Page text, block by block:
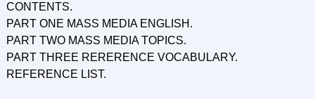
CONTENTS.
PART ONE MASS MEDIA ENGLISH.
PART TWO MASS MEDIA TOPICS.
PART THREE RERERENCE VOCABULARY.
REFERENCE LIST.